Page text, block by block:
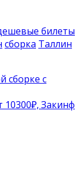
билеты
сборка Таллин
сборке с
10300₽, Закинф